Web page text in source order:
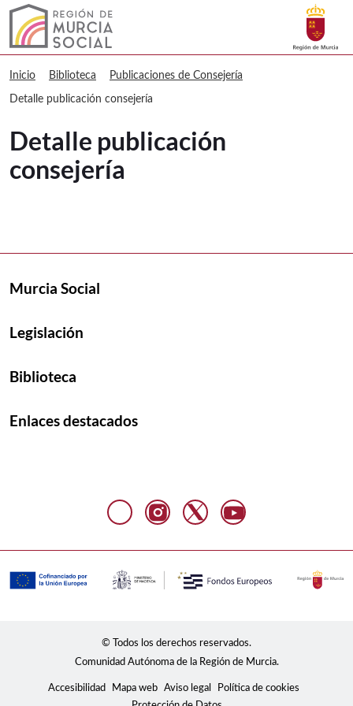
Murcia Social Detalle publicación
Buscar
Inicio Biblioteca Publicaciones de Consejería
Detalle publicación consejería
Detalle publicación
consejería
Murcia Social
Legislación
Biblioteca
Enlaces destacados
© Todos los derechos reservados.
Comunidad Autónoma de la Región de Murcia.
Accesibilidad Mapa web Aviso legal
Política de cookies